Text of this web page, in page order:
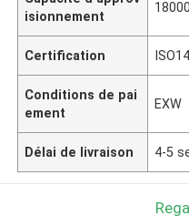
isionnement
Certification
Conditions de pai
ement
EXW
Délai de livraison 4-5